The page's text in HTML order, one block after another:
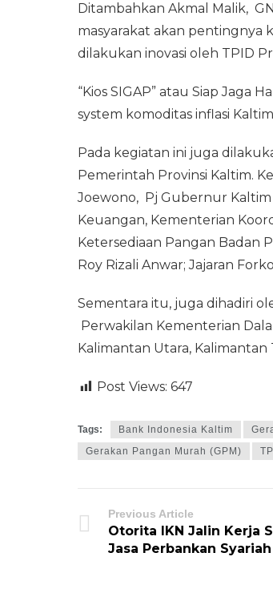
Ditambahkan Akmal Malik,
masyarakat akan pentingnya
dilakukan inovasi oleh TPID
“Kios SIGAP” atau Siap Jaga
system komoditas inflasi
Pada kegiatan ini juga
Pemerintah Provinsi Kaltim.
Joewono, Pj Gubernur Kaltim
Keuangan, Kementerian
Ketersediaan Pangan Badan
Roy Rizali Anwar; Jajaran
Sementara itu, juga dihadiri
Perwakilan Kementerian
Kalimantan Utara,
Post Views: 647
Tags: Bank Indonesia Kaltim
Gerakan Pangan Murah (GPM)
Previous Article
Otorita IKN Jalin Kerja
Jasa Perbankan Syariah